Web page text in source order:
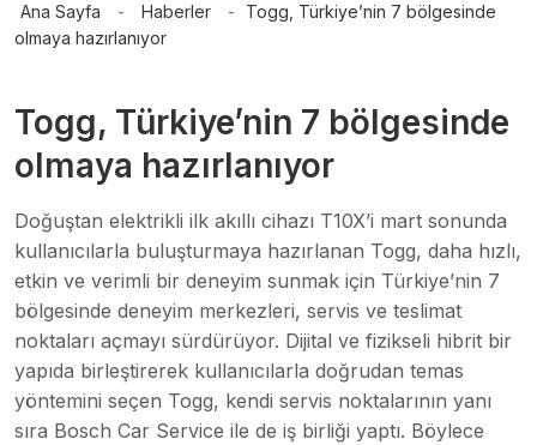
Ana Sayfa - Haberler -
Togg, Türkiye’nin 7 bölgesinde
olmaya hazırlanıyor
Togg, Türkiye’nin 7 bölgesinde
olmaya hazırlanıyor
Doğuştan elektrikli ilk akıllı cihazı T10X’i mart sonunda
kullanıcılarla buluşturmaya hazırlanan Togg, daha hızlı,
etkin ve verimli bir deneyim sunmak için Türkiye’nin 7
bölgesinde deneyim merkezleri, servis ve teslimat
noktaları açmayı sürdürüyor. Dijital ve fizikseli hibrit bir
yapıda birleştirerek kullanıcılarla doğrudan temas
yöntemini seçen Togg, kendi servis noktalarının yanı
sıra Bosch Car Service ile de iş birliği yaptı. Böylece